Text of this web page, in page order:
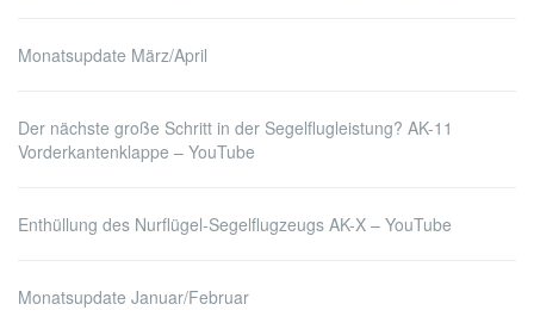
Monatsupdate März/April
Der nächste große Schritt in der Segelflugleistung? AK-11
Vorderkantenklappe – YouTube
Enthüllung des Nurflügel-Segelflugzeugs AK-X – YouTube
Monatsupdate Januar/Februar